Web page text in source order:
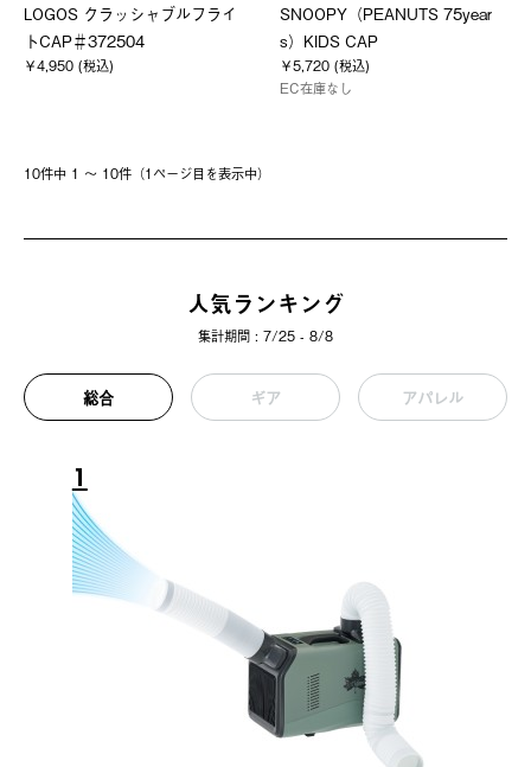
LOGOS クラッシャブルフライ
トCAP＃372504
￥4,950 (税込)
SNOOPY（PEANUTS 75year
s）KIDS CAP
￥5,720 (税込)
EC在庫なし
10件中 1 〜 10件（1ページ⽬を表⽰中）
人気ランキング
集計期間 : 7/25 - 8/8
総合 ギア アパレル
1